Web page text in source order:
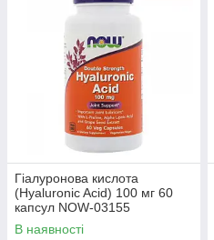
Гіалуронова кислота
(Hyaluronic Acid) 100 мг 60
капсул NOW-03155
В наявності